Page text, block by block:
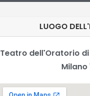
LUOGO
Teatro dell'Oratorio
Milano